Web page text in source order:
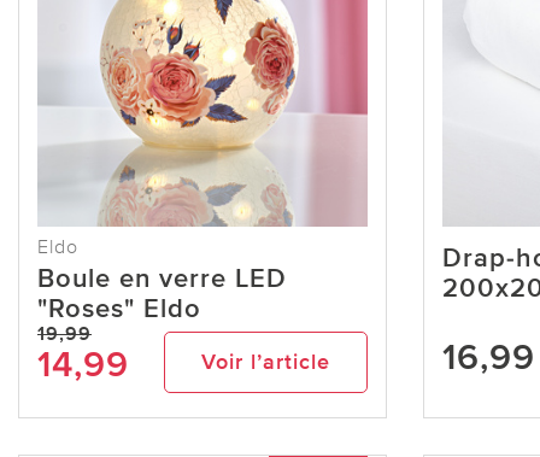
Eldo
Boule en verre LED
"Roses" Eldo
19,99
14,99 Voir l’article
Drap-
16,99